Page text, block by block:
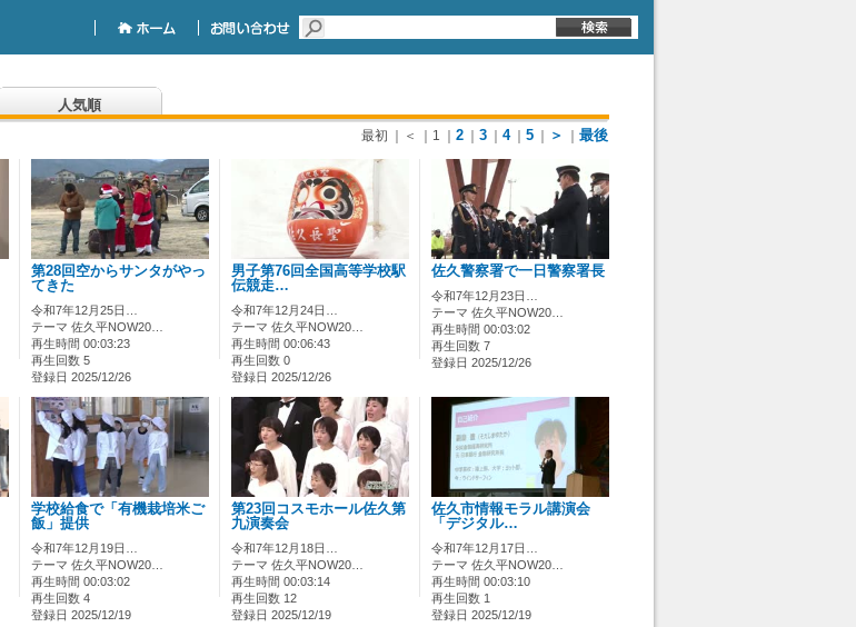
人気順
最初 ｜＜ ｜1 2 3 4 5 ＞ 最後
第28回空からサンタがやっ
てきた
令和7年12月25日…
テーマ 佐久平NOW20…
再生時間 00:03:23
再生回数 5
登録日 2025/12/26
男子第76回全国高等学校駅
伝競走…
令和7年12月24日…
テーマ 佐久平NOW20…
再生時間 00:06:43
再生回数 0
登録日 2025/12/26
佐久警察署で一日警察署長
令和7年12月23日…
テーマ 佐久平NOW20…
再生時間 00:03:02
再生回数 7
登録日 2025/12/26
学校給食で「有機栽培米ご
飯」提供
令和7年12月19日…
テーマ 佐久平NOW20…
再生時間 00:03:02
再生回数 4
登録日 2025/12/19
第23回コスモホール佐久第
九演奏会
令和7年12月18日…
テーマ 佐久平NOW20…
再生時間 00:03:14
再生回数 12
登録日 2025/12/19
佐久市情報モラル講演会
「デジタル…
令和7年12月17日…
テーマ 佐久平NOW20…
再生時間 00:03:10
再生回数 1
登録日 2025/12/19